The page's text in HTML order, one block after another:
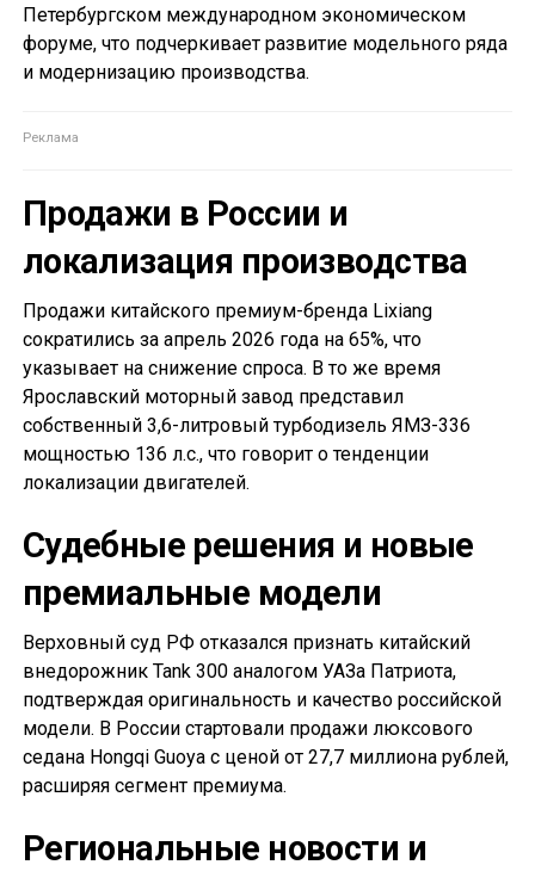
Петербургском международном экономическом
форуме, что подчеркивает развитие модельного ряда
и модернизацию производства.
Продажи в России и
локализация производства
Продажи китайского премиум-бренда Lixiang
сократились за апрель 2026 года на 65%, что
указывает на снижение спроса. В то же время
Ярославский моторный завод представил
собственный 3,6-литровый турбодизель ЯМЗ-336
мощностью 136 л.с., что говорит о тенденции
локализации двигателей.
Судебные решения и новые
премиальные модели
Верховный суд РФ отказался признать китайский
внедорожник Tank 300 аналогом УАЗа Патриота,
подтверждая оригинальность и качество российской
модели. В России стартовали продажи люксового
седана Hongqi Guoya с ценой от 27,7 миллиона рублей,
расширяя сегмент премиума.
Региональные новости и